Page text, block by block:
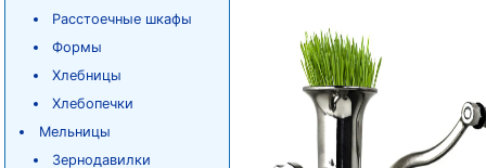
Расстоечные шкафы
Формы
Хлебницы
Хлебопечки
Мельницы
Зернодавилки